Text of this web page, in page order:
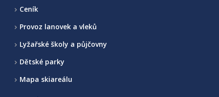
Ceník
Provoz lanovek a vleků
Lyžařské školy a půjčovny
Dětské parky
Mapa skiareálu